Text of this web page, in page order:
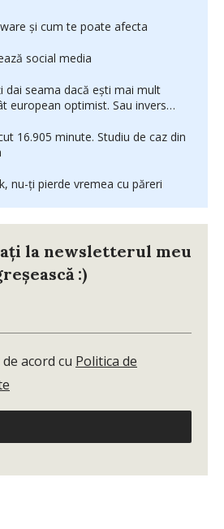
și cum te poate afecta
social media
dai seama dacă ești mai mult
european optimist. Sau invers…
16.905 minute. Studiu de caz din
nu-ți pierde vremea cu păreri
la newsletterul meu
:)
acord cu Politica de